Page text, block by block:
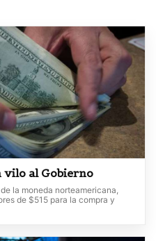
vilo al Gobierno
la moneda norteamericana,
de $515 para la compra y